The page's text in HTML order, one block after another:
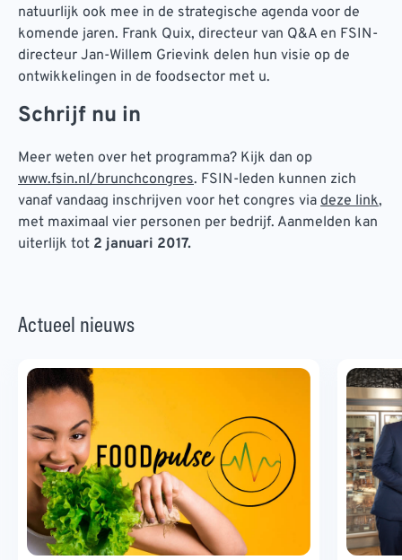
natuurlijk ook mee in de strategische agenda voor de
komende jaren. Frank Quix, directeur van Q&A en FSIN-
directeur Jan-Willem Grievink delen hun visie op de
ontwikkelingen in de foodsector met u.
Schrijf nu in
Meer weten over het programma? Kijk dan op
www.fsin.nl/brunchcongres. FSIN-leden kunnen zich
vanaf vandaag inschrijven voor het congres via deze link,
met maximaal vier personen per bedrijf. Aanmelden kan
uiterlijk tot 2 januari 2017.
Actueel nieuws